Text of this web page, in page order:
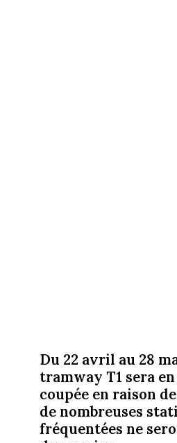
Du 22 avril au 28
tramway T1 sera
coupée en raison
de nombreuses
fréquentées ne